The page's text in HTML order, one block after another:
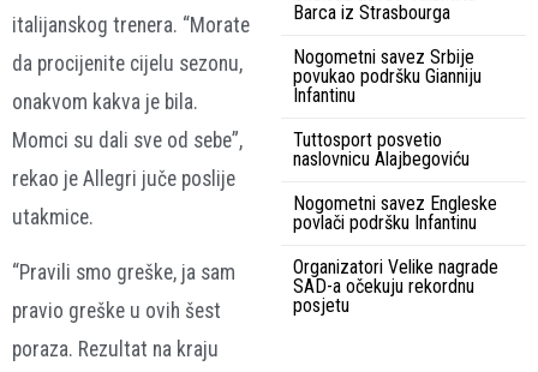
italijanskog trenera. “Morate
da procijenite cijelu sezonu,
onakvom kakva je bila.
Momci su dali sve od sebe”,
rekao je Allegri juče poslije
utakmice.
“Pravili smo greške, ja sam
pravio greške u ovih šest
poraza. Rezultat na kraju
Barca iz Strasbourga
Nogometni savez Srbije
povukao podršku Gianniju
Infantinu
Tuttosport posvetio
naslovnicu Alajbegoviću
Nogometni savez Engleske
povlači podršku Infantinu
Organizatori Velike nagrade
SAD-a očekuju rekordnu
posjetu